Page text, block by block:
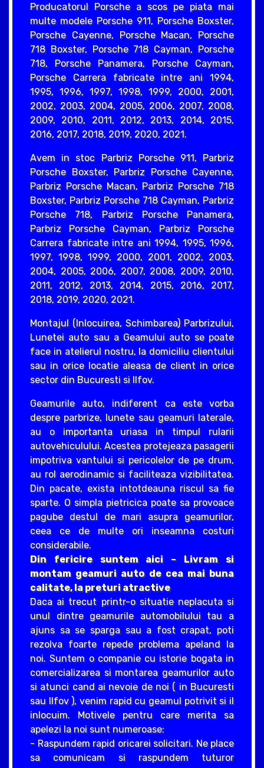
Producatorul Porsche a scos pe piata mai
multe modele Porsche 911, Porsche Boxster,
Porsche Cayenne, Porsche Macan, Porsche
718 Boxster, Porsche 718 Cayman, Porsche
718, Porsche Panamera, Porsche Cayman,
Porsche Carrera fabricate intre ani 1994,
1995, 1996, 1997, 1998, 1999, 2000, 2001,
2002, 2003, 2004, 2005, 2006, 2007, 2008,
2009, 2010, 2011, 2012, 2013, 2014, 2015,
2016, 2017, 2018, 2019, 2020, 2021.
Avem in stoc Parbriz Porsche 911, Parbriz
Porsche Boxster, Parbriz Porsche Cayenne,
Parbriz Porsche Macan, Parbriz Porsche 718
Boxster, Parbriz Porsche 718 Cayman, Parbriz
Porsche 718, Parbriz Porsche Panamera,
Parbriz Porsche Cayman, Parbriz Porsche
Carrera fabricate intre ani 1994, 1995, 1996,
1997, 1998, 1999, 2000, 2001, 2002, 2003,
2004, 2005, 2006, 2007, 2008, 2009, 2010,
2011, 2012, 2013, 2014, 2015, 2016, 2017,
2018, 2019, 2020, 2021.
Montajul (Inlocuirea, Schimbarea) Parbrizului,
Lunetei auto sau a Geamului auto se poate
face in atelierul nostru, la domiciliu clientului
sau in orice locatie aleasa de client in orice
sector din Bucuresti si Ilfov.
Geamurile auto, indiferent ca este vorba
despre parbrize, lunete sau geamuri laterale,
au o importanta uriasa in timpul rularii
autovehiculului. Acestea protejeaza pasagerii
impotriva vantului si pericolelor de pe drum,
au rol aerodinamic si faciliteaza vizibilitatea.
Din pacate, exista intotdeauna riscul sa fie
sparte. O simpla pietricica poate sa provoace
pagube destul de mari asupra geamurilor,
ceea ce de multe ori inseamna costuri
considerabile.
Din fericire suntem aici – Livram si
montam geamuri auto de cea mai buna
calitate, la preturi atractive
Daca ai trecut printr-o situatie neplacuta si
unul dintre geamurile automobilului tau a
ajuns sa se sparga sau a fost crapat, poti
rezolva foarte repede problema apeland la
noi. Suntem o companie cu istorie bogata in
comercializarea si montarea geamurilor auto
si atunci cand ai nevoie de noi ( in Bucuresti
sau Ilfov ), venim rapid cu geamul potrivit si il
inlocuim. Motivele pentru care merita sa
apelezi la noi sunt numeroase:
- Raspundem rapid oricarei solicitari. Ne place
sa comunicam si raspundem tuturor